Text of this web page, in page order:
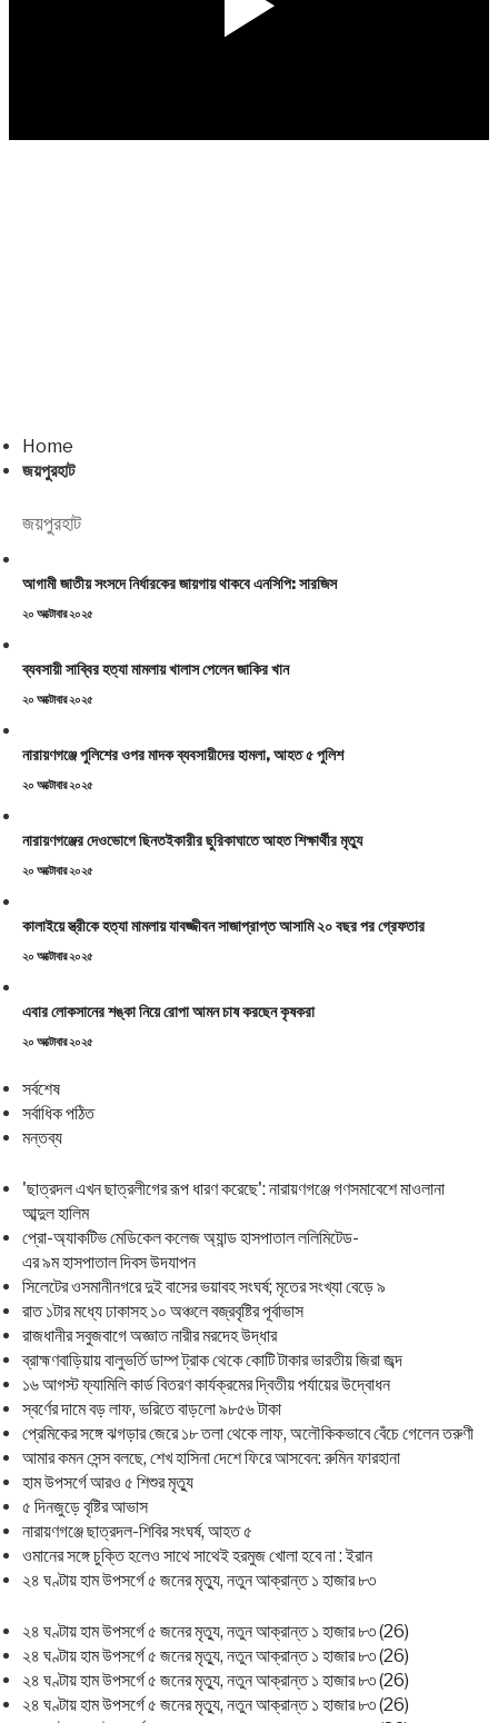
Home
জয়পুরহাট
জয়পুরহাট
আগামী জাতীয় সংসদে নির্ধারকের জায়গায় থাকবে এনসিপি: সারজিস
Posted
২০ অক্টোবার ২০২৫
ব্যবসায়ী সাব্বির হত্যা মামলায় খালাস পেলেন জাকির খান
Posted
২০ অক্টোবার ২০২৫
নারায়ণগঞ্জে পুলিশের ওপর মাদক ব্যবসায়ীদের হামলা, আহত ৫ পুলিশ
Posted
২০ অক্টোবার ২০২৫
নারায়ণগঞ্জের দেওভোগে ছিনতইকারীর ছুরিকাঘাতে আহত শিক্ষার্থীর মৃত্যু
Posted
২০ অক্টোবার ২০২৫
কালাইয়ে স্ত্রীকে হত্যা মামলায় যাবজ্জীবন সাজাপ্রাপ্ত আসামি ২০ বছর পর গ্রেফতার
Posted
২০ অক্টোবার ২০২৫
এবার লোকসানের শঙ্কা নিয়ে রোপা আমন চাষ করছেন কৃষকরা
Posted
২০ অক্টোবার ২০২৫
সর্বশেষ
সর্বাধিক পঠিত
মন্তব্য
'ছাত্রদল এখন ছাত্রলীগের রূপ ধারণ করেছে': নারায়ণগঞ্জে গণসমাবেশে মাওলানা
আব্দুল হালিম
প্রো-অ্যাকটিভ মেডিকেল কলেজ অ্যান্ড হাসপাতাল ললিমিটেড-
এর ৯ম হাসপাতাল দিবস উদযাপন
সিলেটের ওসমানীনগরে দুই বাসের ভয়াবহ সংঘর্ষ; মৃতের সংখ্যা বেড়ে ৯
রাত ১টার মধ্যে ঢাকাসহ ১০ অঞ্চলে বজ্রবৃষ্টির পূর্বাভাস
রাজধানীর সবুজবাগে অজ্ঞাত নারীর মরদেহ উদ্ধার
ব্রাহ্মণবাড়িয়ায় বালুভর্তি ডাম্প ট্রাক থেকে কোটি টাকার ভারতীয় জিরা জব্দ
১৬ আগস্ট ফ্যামিলি কার্ড বিতরণ কার্যক্রমের দ্বিতীয় পর্যায়ের উদ্বোধন
স্বর্ণের দামে বড় লাফ, ভরিতে বাড়লো ৯৮৫৬ টাকা
প্রেমিকের সঙ্গে ঝগড়ার জেরে ১৮ তলা থেকে লাফ, অলৌকিকভাবে বেঁচে গেলেন তরুণী
আমার কমন সেন্স বলছে, শেখ হাসিনা দেশে ফিরে আসবেন: রুমিন ফারহানা
হাম উপসর্গে আরও ৫ শিশুর মৃত্যু
৫ দিনজুড়ে বৃষ্টির আভাস
নারায়ণগঞ্জে ছাত্রদল-শিবির সংঘর্ষ, আহত ৫
ওমানের সঙ্গে চুক্তি হলেও সাথে সাথেই হরমুজ খোলা হবে না : ইরান
২৪ ঘণ্টায় হাম উপসর্গে ৫ জনের মৃত্যু, নতুন আক্রান্ত ১ হাজার ৮৩
২৪ ঘণ্টায় হাম উপসর্গে ৫ জনের মৃত্যু, নতুন আক্রান্ত ১ হাজার ৮৩ (26)
২৪ ঘণ্টায় হাম উপসর্গে ৫ জনের মৃত্যু, নতুন আক্রান্ত ১ হাজার ৮৩ (26)
২৪ ঘণ্টায় হাম উপসর্গে ৫ জনের মৃত্যু, নতুন আক্রান্ত ১ হাজার ৮৩ (26)
২৪ ঘণ্টায় হাম উপসর্গে ৫ জনের মৃত্যু, নতুন আক্রান্ত ১ হাজার ৮৩ (26)